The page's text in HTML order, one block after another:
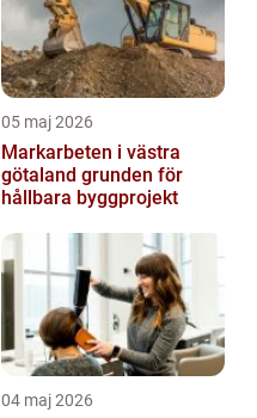
05 maj 2026
Markarbeten i västra
götaland grunden för
hållbara byggprojekt
04 maj 2026